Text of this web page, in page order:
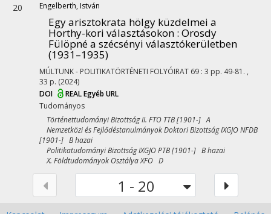
20 Engelberth, István
Egy arisztokrata hölgy küzdelmei a
Horthy-kori választásokon : Orosdy
Fülöpné a szécsényi választókerületben
(1931–1935)
MÚLTUNK - POLITIKATÖRTÉNETI FOLYÓIRAT 69 : 3 pp. 49-81. ,
33 p. (2024)
DOI
REALEgyéb URL
Tudományos
Történettudományi Bizottság II. FTO TTB [1901-] A
Nemzetközi és Fejlődéstanulmányok Doktori Bizottság IXGJO NFDB
[1901-] B hazai
Politikatudományi Bizottság IXGJO PTB [1901-] B hazai
X. Földtudományok Osztálya XFO D
1 - 20